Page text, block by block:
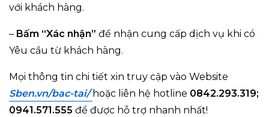
với khách hàng.
– Bấm “Xác nhận” để nhận cung cấp dịch vụ khi có
Yêu cầu từ khách hàng.
Mọi thông tin chi tiết xin truy cập vào Website
Sben.vn/bac-tai/hoặc liên hệ hotline 0842.293.319;
0941.571.555 để được hỗ trợ nhanh nhất!